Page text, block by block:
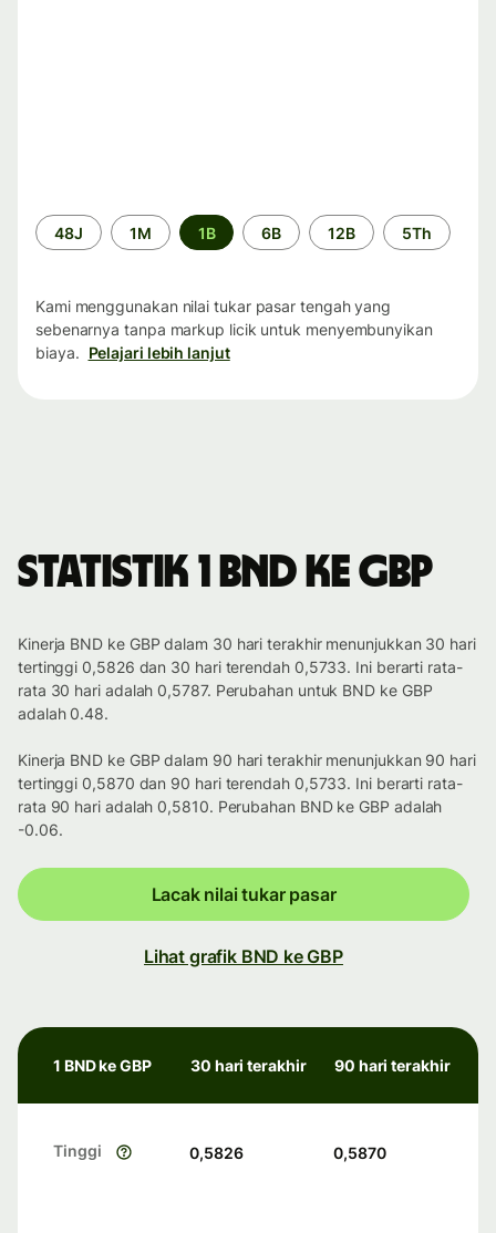
Periode
waktu
48J 1M 1B 6B 12B 5Th
Kami menggunakan nilai tukar pasar tengah yang
sebenarnya tanpa markup licik untuk menyembunyikan
biaya. Pelajari lebih lanjut
Statistik 1 BND ke GBP
Kinerja BND ke GBP dalam 30 hari terakhir menunjukkan 30 hari
tertinggi 0,5826 dan 30 hari terendah 0,5733. Ini berarti rata-
rata 30 hari adalah 0,5787. Perubahan untuk BND ke GBP
adalah 0.48.
Kinerja BND ke GBP dalam 90 hari terakhir menunjukkan 90 hari
tertinggi 0,5870 dan 90 hari terendah 0,5733. Ini berarti rata-
rata 90 hari adalah 0,5810. Perubahan BND ke GBP adalah
-0.06.
Lacak nilai tukar pasar
Lihat grafik BND ke GBP
1 BND ke GBP 30 hari terakhir 90 hari terakhir
Tinggi 0,5826 0,5870